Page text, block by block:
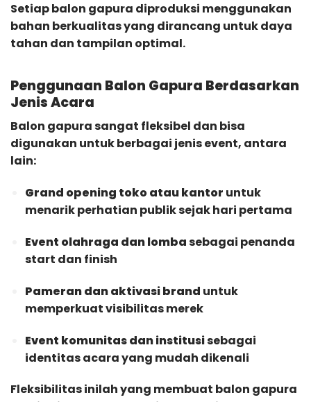
Setiap balon gapura diproduksi menggunakan
bahan berkualitas yang dirancang untuk daya
tahan dan tampilan optimal.
Penggunaan Balon Gapura Berdasarkan
Jenis Acara
Balon gapura sangat fleksibel dan bisa
digunakan untuk berbagai jenis event, antara
lain:
Grand opening toko atau kantor untuk
menarik perhatian publik sejak hari pertama
Event olahraga dan lombasebagai penanda
start dan finish
Pameran dan aktivasi brand untuk
memperkuat visibilitas merek
Event komunitas dan institusisebagai
identitas acara yang mudah dikenali
Fleksibilitas inilah yang membuat balon gapura